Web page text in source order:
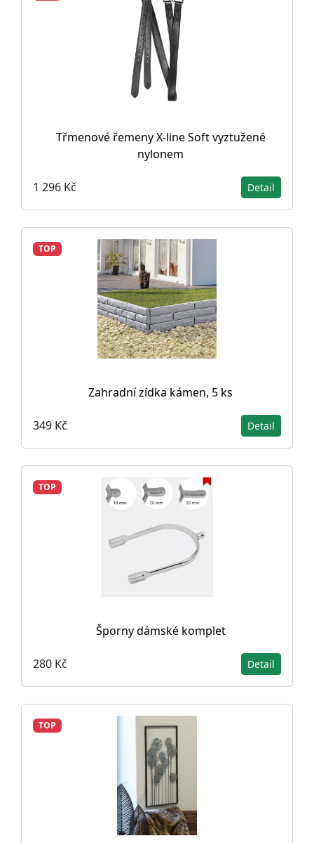
Třmenové řemeny X-line Soft vyztužené
nylonem
1 296 Kč Detail
TOP
Zahradní zídka kámen, 5 ks
349 Kč Detail
TOP
Šporny dámské komplet
280 Kč Detail
TOP